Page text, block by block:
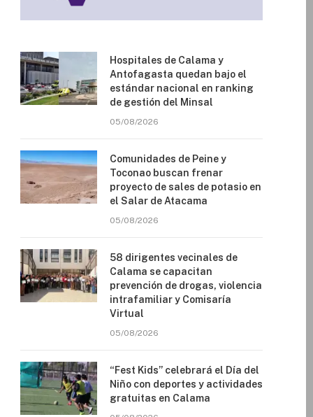
Hospitales de Calama y
Antofagasta quedan bajo el
estándar nacional en ranking
de gestión del Minsal
05/08/2026
Comunidades de Peine y
Toconao buscan frenar
proyecto de sales de potasio en
el Salar de Atacama
05/08/2026
58 dirigentes vecinales de
Calama se capacitan
prevención de drogas, violencia
intrafamiliar y Comisaría
Virtual
05/08/2026
“Fest Kids” celebrará el Día del
Niño con deportes y actividades
gratuitas en Calama